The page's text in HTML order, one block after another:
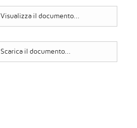
Visualizza il documento...
Scarica il documento...